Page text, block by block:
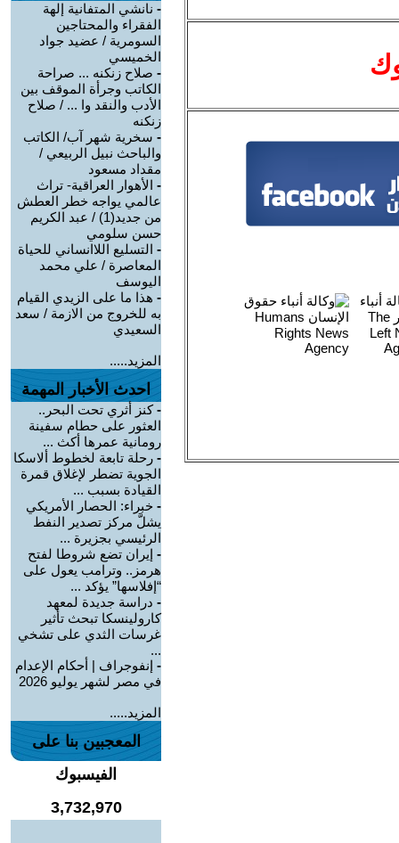
- نانشي المتفانية إلهة
الفقراء والمحتاجين
السومرية / عضيد جواد
الخميسي
- صلاح زنكنه ... صراحة
الكاتب وجرأة الموقف بين
الأدب والنقد وا ... / صلاح
زنكنه
- سخرية شهر آب/ الكاتب
والباحث نبيل الربيعي /
مقداد مسعود
- الأهوار العراقية- تراث
عالمي يواجه خطر العطش
من جديد(1) / عبد الكريم
حسن سلومي
- التسليع اللاانساني للحياة
المعاصرة / علي محمد
اليوسف
- هذا ما على الزيدي القيام
به للخروج من الازمة / سعد
السعيدي
المزيد.....
احدث الأخبار المهمة
-كنز أثري تحت البحر..
العثور على حطام سفينة
رومانية عمرها أكث ...
- رحلة تابعة لخطوط ألاسكا
الجوية تضطر لإغلاق قمرة
القيادة بسبب ...
- خبراء: الحصار الأمريكي
يشلَّ مركز تصدير النفط
الرئيسي بجزيرة ...
- إيران تضع شروطا لفتح
هرمز.. وترامب يعول على
“إفلاسها” يؤكد ...
- دراسة جديدة لمعهد
كارولينسكا تبحث تأثير
غرسات الثدي على تشخي
...
- إنفوجراف | أحكام الإعدام
في مصر لشهر يوليو 2026
المزيد.....
المعجبين بنا على
الفيسبوك
3,732,970